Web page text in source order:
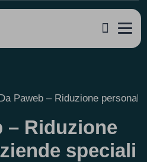
Paweb – Riduzione
– Riduzione
speciali